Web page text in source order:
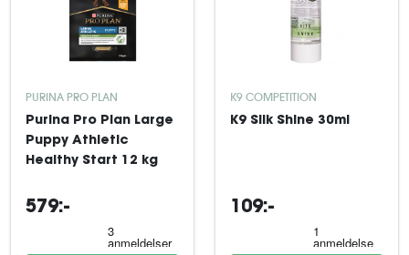
PURINA PRO PLAN
Purina Pro Plan Large
Puppy Athletic
Healthy Start 12 kg
579:-
K9 COMPETITION
K9 Silk Shine 30ml
109:-